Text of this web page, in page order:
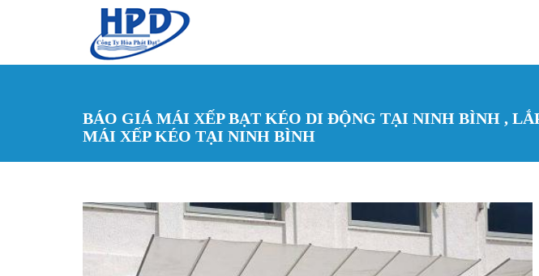
BÁO GIÁ MÁI XẾP BẠT KÉO DI ĐỘNG TẠI NINH BÌNH ,
MÁI XẾP KÉO TẠI NINH BÌNH